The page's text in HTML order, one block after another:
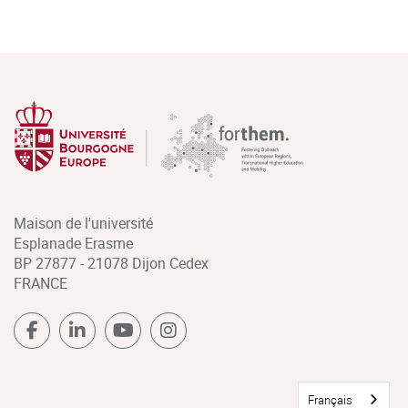
Maison de l'université
Esplanade Erasme
BP 27877 - 21078 Dijon Cedex
FRANCE
Français